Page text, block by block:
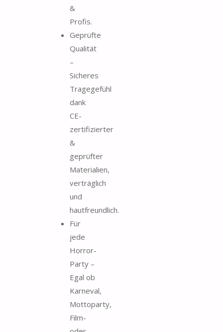
&
Profis.
Geprüfte
Qualität
–
Sicheres
Tragegefühl
dank
CE-
zertifizierter
&
geprüfter
Materialien,
verträglich
und
hautfreundlich.
Für
jede
Horror-
Party –
Egal ob
Karneval,
Mottoparty,
Film-